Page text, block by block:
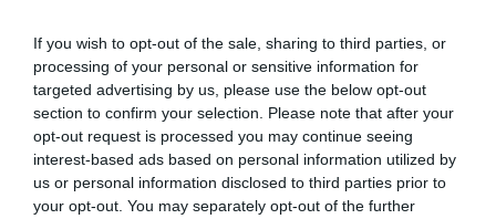
If you wish to opt-out of the sale, sharing to third parties, or
processing of your personal or sensitive information for
targeted advertising by us, please use the below opt-out
section to confirm your selection. Please note that after your
opt-out request is processed you may continue seeing
interest-based ads based on personal information utilized by
us or personal information disclosed to third parties prior to
your opt-out. You may separately opt-out of the further
326 113 348
7 h 37 min